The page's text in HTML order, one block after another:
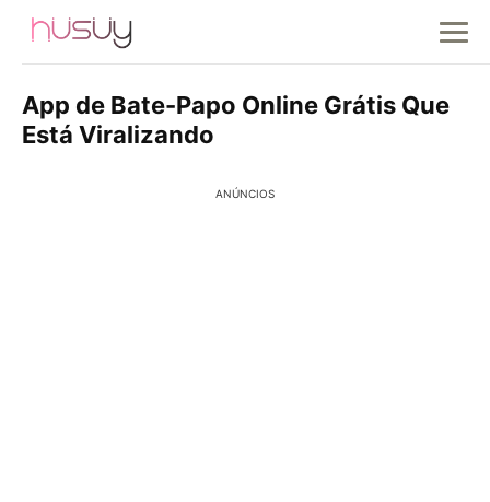
App de Bate-Papo Online Grátis Que
Está Viralizando
ANÚNCIOS